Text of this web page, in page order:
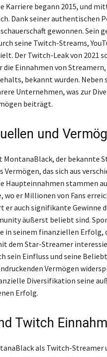
Karriere begann 2015, und
Dank seiner authentischen
gewonnen. Sein
seine Twitch-Streams,
Der Twitch-Leak von 2021
Einnahmen von
bekannt wurden.
Unternehmen, was zur
beiträgt.
und
MontanaBlack, der bekannte
Vermögen, das sich aus
Haupteinnahmen stammen
wo er Millionen von Fans
auch signifikante Gewinne
äußerst beliebt sind.
in seinem finanziellen Erfolg,
dem Star-Streamer
sein Einfluss und seine
Vermögen
Diversifikation seine
Erfolg.
Twitch
als Twitch-Streamer